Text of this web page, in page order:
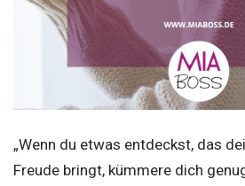
„Wenn du etwas entdeckst, das
Freude bringt, kümmere dich